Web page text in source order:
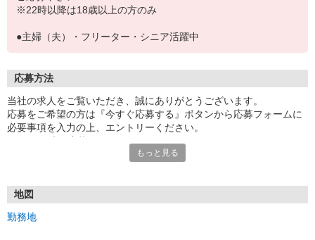
※22時以降は18歳以上の方のみ
●主婦（夫）・フリーター・シニア活躍中
応募方法
当社の求人をご覧いただき、誠にありがとうございます。
応募をご希望の方は『今すぐ応募する』ボタンから応募フォームに
必要事項を入力の上、エントリーください。
号」など
もっと見る
地図
勤務地